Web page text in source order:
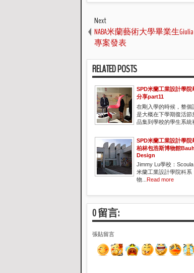
Next
NABA米蘭藝術大學畢業生
專案發表
RELATED POSTS
SPD米蘭工業設計學
分享part11
在剛入學的時候，整
是大概在下學期復活
品集到學校的學生系統
SPD米蘭工業設計學
柏林包浩斯博物館
Design
Jimmy Lu學校：
米蘭工業設計學院科系
物...
Read more
0 留言:
張貼留言